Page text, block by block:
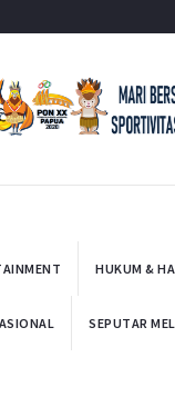
HUKUM &
SEPUTAR